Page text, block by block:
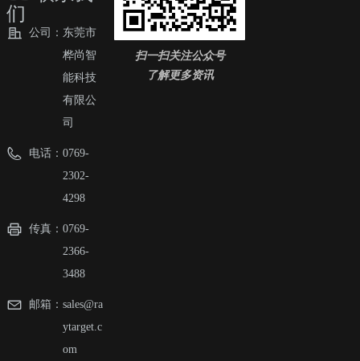
们
公司： 东莞市
桦尚智
能科技
有限公
司
电话： 0769-
2302-
4298
传真： 0769-
2366-
3488
邮箱： sales@ra
ytarget.c
om
扫一扫关注公众号
了解更多资讯